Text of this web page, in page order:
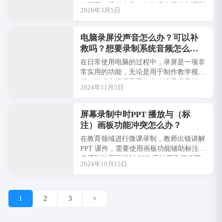
有画面，没有声音！相信很多朋友都遇到
过这种崩溃时刻。录屏没声音，是新手最
2026年3月5日
电脑录屏没声音怎么办？可以补
救吗？想要录制系统音频怎么
录？
在日常使用电脑的过程中，录屏是一项非
常实用的功能，无论是用于制作教学视
频、游戏直播还是工作中的演示记录等。
然而有时我们会遇到录屏没有声音的尴尬
2024年11月5日
屏幕录制中时PPT 播放与（标
注）画板功能冲突怎么办？
在教育领域进行微课录制，教师出镜讲解
PPT 课件，需要使用画板功能辅助标注，
但遇到使用画板时 PPT 无法正常切换下
一页或动画的情况。——这是有一位用···
2024年10月15日
1 2 3 >